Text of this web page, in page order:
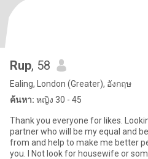
Rup, 58
Ealing, London (Greater), อังกฤษ
ค้นหา: หญิง 30 - 45
Thank you everyone for likes.
partner who will be my equal and
from and help to make me better
you. I Not look for housewife or